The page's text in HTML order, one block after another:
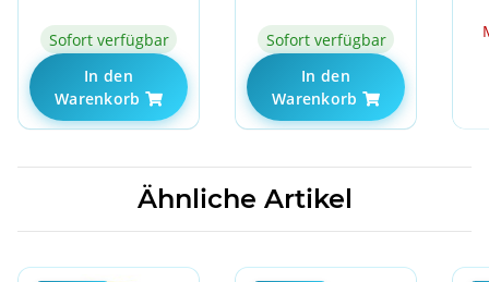
Sofort verfügbar
In den
Warenkorb
Sofort verfügbar
In den
Warenkorb
Ähnliche Artikel